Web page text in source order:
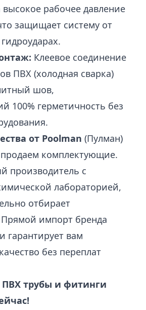
высокое рабочее давление
защищает систему от
Клеевое соединение
ПВХ (холодная сварка)
шов,
100% герметичность без
от Poolman (Пулман)
комплектующие.
производитель с
лабораторией,
отбирает
импорт бренда
гарантирует вам
без переплат
ПВХ трубы и фитинги